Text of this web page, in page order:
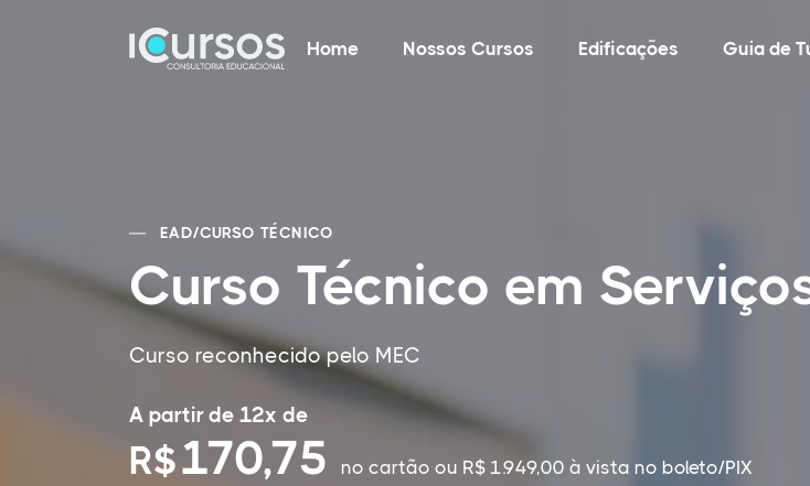
Home Nossos Cursos Edificações Guia de
EAD/CURSO TÉCNICO
Curso Técnico em
Curso reconhecido pelo MEC
A partir de 12x de
R$170,75 no cartão ou R$ 1.949,00 à vista no boleto/PIX